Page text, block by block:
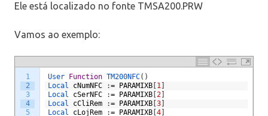
Ele está localizado no fonte TMSA200.PRW
Vamos ao exemplo:
1
2
3
4
5
User Function TM200NFC( )
Local cNumNFC := PARAMIXB 1
Local cSerNFC := PARAMIXB 2
Local cCliRem := PARAMIXB 3
Local cLojRem := PARAMIXB 4